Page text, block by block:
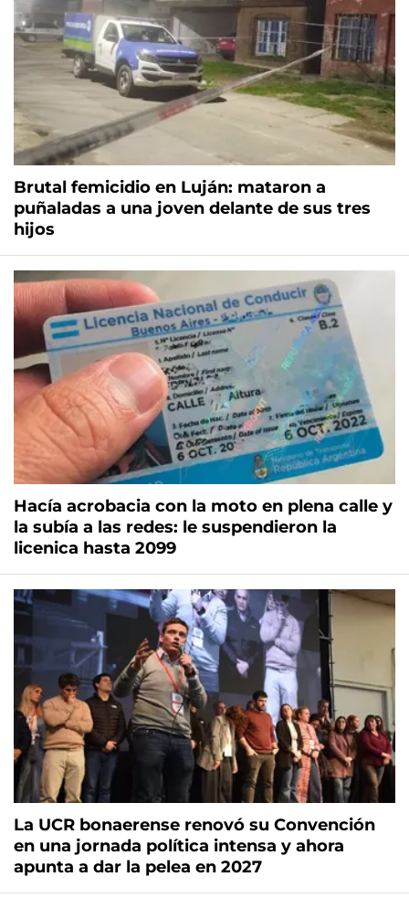
Brutal femicidio en Luján: mataron a
puñaladas a una joven delante de sus tres
hijos
Hacía acrobacia con la moto en plena calle y
la subía a las redes: le suspendieron la
licenica hasta 2099
La UCR bonaerense renovó su Convención
en una jornada política intensa y ahora
apunta a dar la pelea en 2027